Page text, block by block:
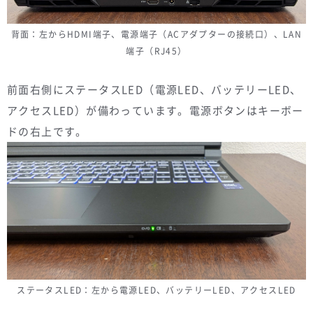
背面：左からHDMI端子、電源端子（ACアダプターの接続口）、LAN
端子（RJ45）
前面右側にステータスLED（電源LED、バッテリーLED、
アクセスLED）が備わっています。電源ボタンはキーボー
ドの右上です。
ステータスLED：左から電源LED、バッテリーLED、アクセスLED